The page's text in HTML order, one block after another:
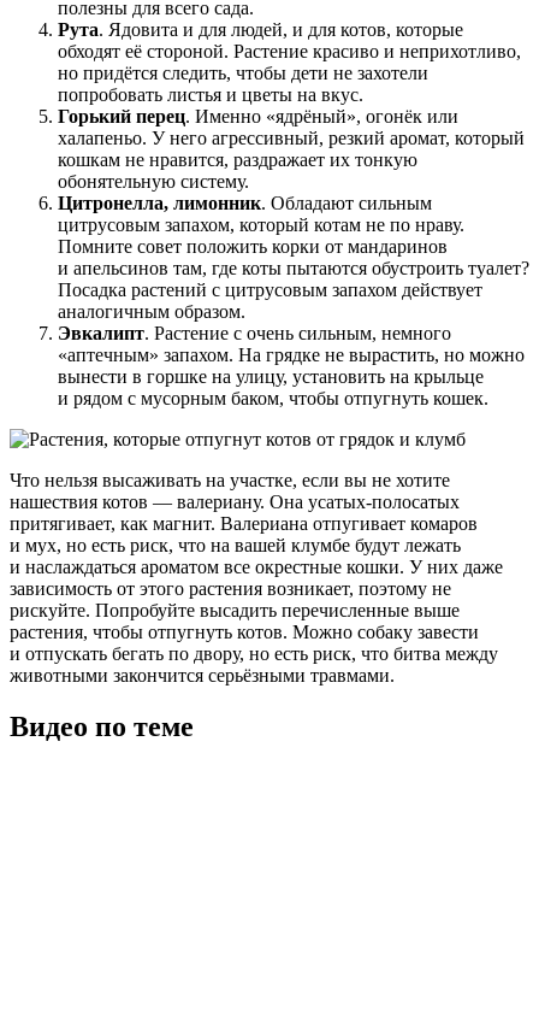
полезны для всего сада.
Рута. Ядовита и для людей, и для котов, которые
обходят её стороной. Растение красиво и неприхотливо,
но придётся следить, чтобы дети не захотели
попробовать листья и цветы на вкус.
Горький перец. Именно «ядрёный», огонёк или
халапеньо. У него агрессивный, резкий аромат, который
кошкам не нравится, раздражает их тонкую
обонятельную систему.
Цитронелла, лимонник. Обладают сильным
цитрусовым запахом, который котам не по нраву.
Помните совет положить корки от мандаринов
и апельсинов там, где коты пытаются обустроить туалет?
Посадка растений с цитрусовым запахом действует
аналогичным образом.
Эвкалипт. Растение с очень сильным, немного
«аптечным» запахом. На грядке не вырастить, но можно
вынести в горшке на улицу, установить на крыльце
и рядом с мусорным баком, чтобы отпугнуть кошек.
Что нельзя высаживать на участке, если вы не хотите
нашествия котов — валериану. Она усатых-полосатых
притягивает, как магнит. Валериана отпугивает комаров
и мух, но есть риск, что на вашей клумбе будут лежать
и наслаждаться ароматом все окрестные кошки. У них даже
зависимость от этого растения возникает, поэтому не
рискуйте. Попробуйте высадить перечисленные выше
растения, чтобы отпугнуть котов. Можно собаку завести
и отпускать бегать по двору, но есть риск, что битва между
животными закончится серьёзными травмами.
Видео по теме